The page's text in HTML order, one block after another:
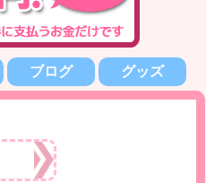
ブログ グッズ